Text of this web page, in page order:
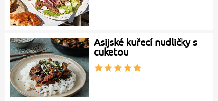
Asijské kuřecí nudličky s
cuketou